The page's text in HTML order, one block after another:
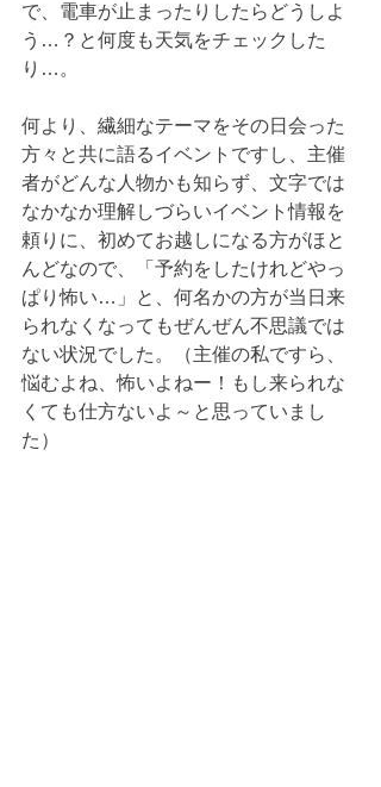
で、電車が止まったりしたらどうしよ
う…？と何度も天気をチェックした
り…。
何より、繊細なテーマをその日会った
方々と共に語るイベントですし、主催
者がどんな人物かも知らず、文字では
なかなか理解しづらいイベント情報を
頼りに、初めてお越しになる方がほと
んどなので、「予約をしたけれどやっ
ぱり怖い…」と、何名かの方が当日来
られなくなってもぜんぜん不思議では
ない状況でした。（主催の私ですら、
悩むよね、怖いよねー！もし来られな
くても仕方ないよ～と思っていまし
た）